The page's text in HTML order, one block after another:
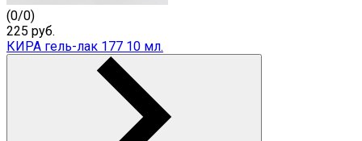
(0/0)
225 руб.
КИРА гель-лак 177 10 мл.